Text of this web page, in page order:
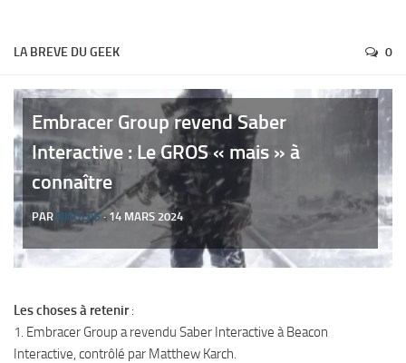
LA BREVE DU GEEK 0
Embracer Group revend Saber
Interactive : Le GROS « mais » à
connaître
PAR NICOLAS· 14 MARS 2024
Les choses à retenir:
1. Embracer Group a revendu Saber Interactive à Beacon
Interactive, contrôlé par Matthew Karch.